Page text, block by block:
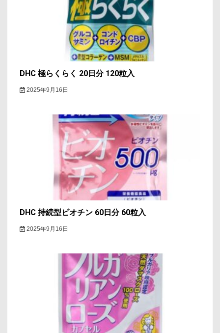
DHC 極らくらく 20日分 120粒入
2025年9月16日
DHC 持続型ビオチン 60日分 60粒入
2025年9月16日